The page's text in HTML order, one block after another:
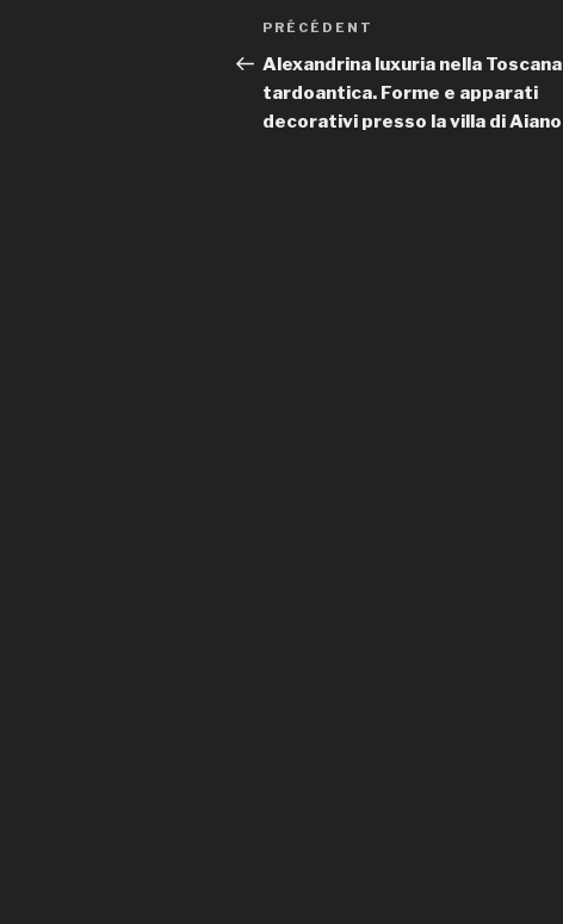
Navigation
de
l’article
Article
précédent
PRÉCÉDENT
Alexandrina luxuria nella Toscana
tardoantica. Forme e apparati
decorativi presso la villa di Aiano